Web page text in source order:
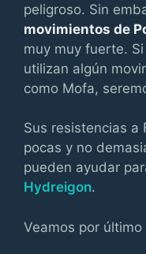
peligroso. Sin
movimientos de
muy muy fuerte. Si
utilizan algún
como Mofa,
Sus resistencias a
pocas y no
pueden ayudar
Hydreigon.
Veamos por